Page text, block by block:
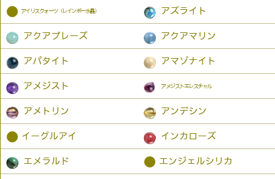
● アイリスクォーツ（レインボー水晶） アズライト
アクアプレーズ アクアマリン
アパタイト アマゾナイト
アメジスト アメジストエレスチャル
アメトリン アンデシン
● イーグルアイ インカローズ
エメラルド ● エンジェルシリカ